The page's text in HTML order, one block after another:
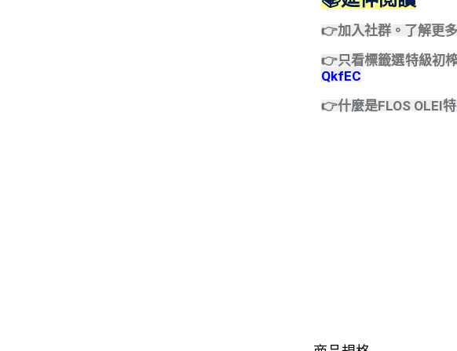
👉加入社群。了解更
👉只看標籤選特級初
QkfEC
👉什麼是FLOS OLEI